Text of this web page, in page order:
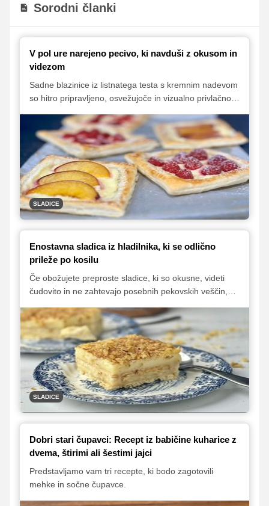
Sorodni članki
V pol ure narejeno pecivo, ki navduši z okusom in
videzom
Sadne blazinice iz listnatega testa s kremnim nadevom
so hitro pripravljeno, osvežujoče in vizualno privlačno
zabave. Pripravljene so brez kompliciranja, z lahkotnim
nadevom in sezonskim sadjem – v našem primeru z
malinami in breskvami.
SLADICE
Enostavna sladica iz hladilnika, ki se odlično
prileže po kosilu
Če obožujete preproste sladice, ki so okusne, videti
čudovito in ne zahtevajo posebnih pekovskih veščin,
piškoti, ki je pripravljeno brez peke. Pripravljeno je
skorajda v hipu, oboževali pa ga bodo otroci in odrasli.
SLADICE
Dobri stari čupavci: Recept iz babičine kuharice z
dvema, štirimi ali šestimi jajci
Predstavljamo vam tri recepte, ki bodo zagotovili
mehke in sočne čupavce.